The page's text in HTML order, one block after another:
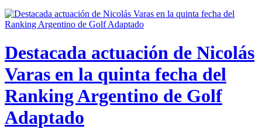
Destacada actuación de Nicolás
Varas en la quinta fecha del
Ranking Argentino de Golf
Adaptado